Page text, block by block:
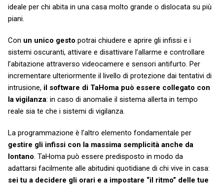
ideale per chi abita in una casa molto grande o dislocata su più
piani.
Con un unico gesto potrai chiudere e aprire gli infissi e i
sistemi oscuranti, attivare e disattivare l’allarme e controllare
l’abitazione attraverso videocamere e sensori antifurto. Per
incrementare ulteriormente il livello di protezione dai tentativi di
intrusione, il software di TaHoma può essere collegato con
la vigilanza: in caso di anomalie il sistema allerta in tempo
reale sia te che i sistemi di vigilanza.
La programmazione è l’altro elemento fondamentale per
gestire gli infissi con la massima semplicità anche da
lontano . TaHoma può essere predisposto in modo da
adattarsi facilmente alle abitudini quotidiane di chi vive in casa:
sei tu a decidere gli orari e a impostare “il ritmo” delle tue